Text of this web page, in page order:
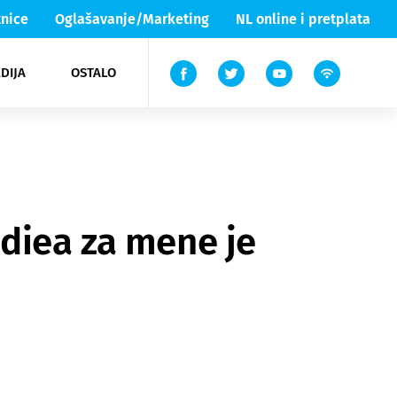
Oglašavanje/Marketing NL online i pretplata
OSTALO
Lika & Senj
TV
za mene je